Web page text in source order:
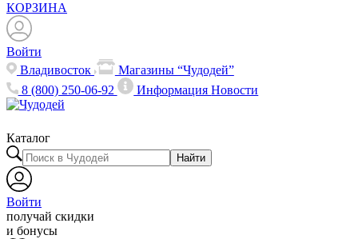
КОРЗИНА
Войти
Владивосток
Магазины “Чудодей”
8 (800) 250-06-92
ИнформацияНовости
Каталог
Найти
Войти
получай скидки
и бонусы